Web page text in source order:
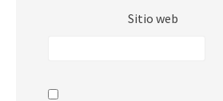
Sitio web